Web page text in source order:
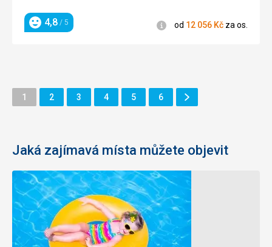
Hodnocení
4,8 / 5 Informace
od 12 056 Kč za os.
Stránka
1 Stránka
2 Stránka
3 Stránka
4 Stránka
5 Stránka
6
Další
Stránka
Jaká zajímavá místa můžete objevit